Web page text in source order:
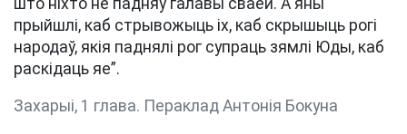
што ніхто не падняў галавы сваёй. А яны
прыйшлі, каб стрывожыць іх, каб скрышыць рогі
народаў, якія паднялі рог супраць зямлі Юды, каб
раскідаць яе”.
Захарыі, 1 глава. Пераклад Антонія Бокуна